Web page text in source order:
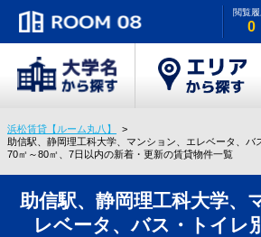
閲覧
0
浜松賃貸【ルーム丸八】
助信駅、静岡理工科大学、マンション、エレベータ、バ
70㎡～80㎡、7日以内の新着・更新の賃貸物件一覧
助信駅、静岡理工科大学、
レベータ、バス・トイレ